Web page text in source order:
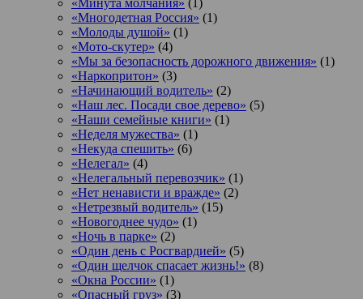
«Многодетная Россия» (1)
«Молоды душой» (1)
«Мото-скутер» (4)
«Мы за безопасность дорожного движения» (1)
«Наркопритон» (3)
«Начинающий водитель» (2)
«Наш лес. Посади свое дерево» (5)
«Наши семейные книги» (1)
«Неделя мужества» (1)
«Некуда спешить» (6)
«Нелегал» (4)
«Нелегальный перевозчик» (1)
«Нет ненависти и вражде» (2)
«Нетрезвый водитель» (15)
«Новогоднее чудо» (1)
«Ночь в парке» (2)
«Один день с Росгвардией» (5)
«Один щелчок спасает жизнь!» (8)
«Окна России» (1)
«Опасный груз» (3)